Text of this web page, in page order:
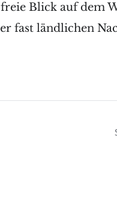
Blick auf dem
fast ländlichen